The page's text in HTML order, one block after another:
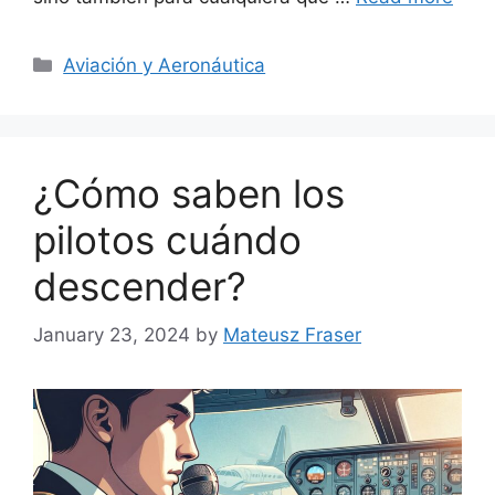
Categories
Aviación y Aeronáutica
¿Cómo saben los
pilotos cuándo
descender?
January 23, 2024 by Mateusz Fraser